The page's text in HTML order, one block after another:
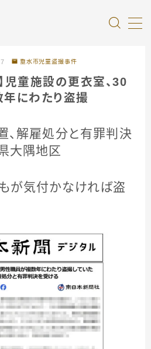
垂水市児童盗撮事件
児童施設の更衣室、30
にわたり盗撮
、解雇処分と有罪判決
大隅地区
が気付かなければ盗